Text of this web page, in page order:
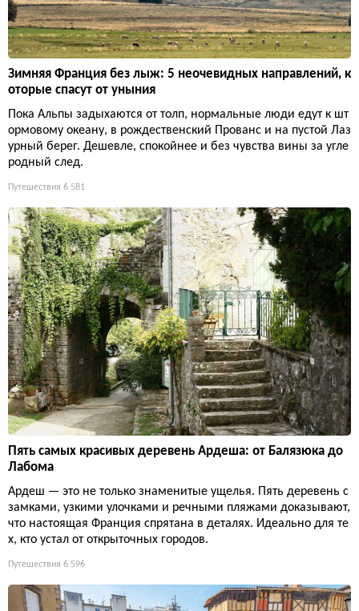
Зимняя Франция без лыж: 5 неочевидных направлений, к
оторые спасут от уныния
Пока Альпы задыхаются от толп, нормальные люди едут к шт
ормовому океану, в рождественский Прованс и на пустой Лаз
урный берег. Дешевле, спокойнее и без чувства вины за угле
родный след.
Путешествия 6 581
Пять самых красивых деревень Ардеша: от Балязюка до
Лабома
Ардеш — это не только знаменитые ущелья. Пять деревень с
замками, узкими улочками и речными пляжами доказывают,
что настоящая Франция спрятана в деталях. Идеально для те
х, кто устал от открыточных городов.
Путешествия 6 596